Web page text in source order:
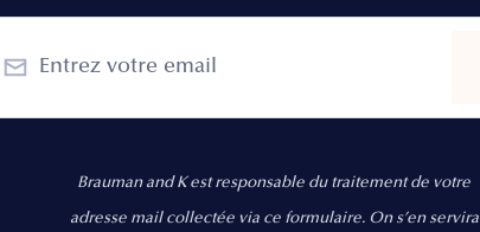
Brauman and K est responsable du traitement de votre
adresse mail collectée via ce formulaire. On s’en servira